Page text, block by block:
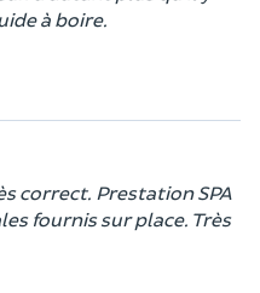
à boire.
correct. Prestation SPA
fournis sur place. Très